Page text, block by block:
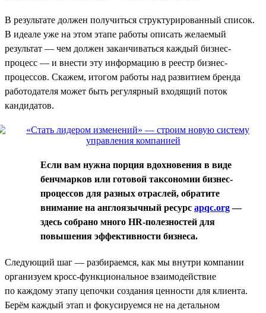
В результате должен получиться структурированный список.
В идеале уже на этом этапе работы описать желаемый
результат — чем должен заканчиваться каждый бизнес-
процесс — и внести эту информацию в реестр бизнес-
процессов. Скажем, итогом работы над развитием бренда
работодателя может быть регулярный входящий поток
кандидатов.
Если вам нужна порция вдохновения в виде
бенчмарков или готовой таксономии бизнес-
процессов для разных отраслей, обратите
внимание на англоязычный ресурс apqc.org—
здесь собрано много HR-полезностей для
повышения эффективности бизнеса.
Следующий шаг — разбираемся, как мы внутри компании
организуем кросс-функциональное взаимодействие
по каждому этапу цепочки создания ценности для клиента.
Берём каждый этап и фокусируемся не на детальном